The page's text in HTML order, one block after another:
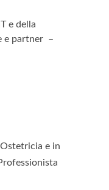
e della
e partner –
e in